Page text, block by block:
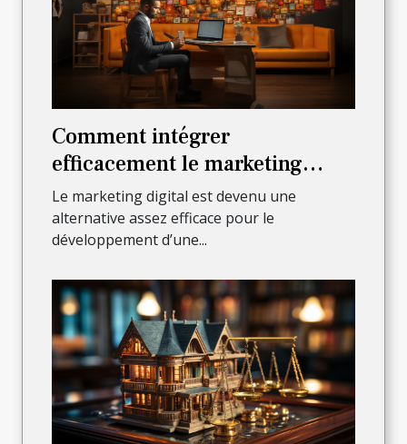
Comment intégrer
efficacement le marketing
digital pour faire croître son
activité ?
Le marketing digital est devenu une
alternative assez efficace pour le
développement d’une...